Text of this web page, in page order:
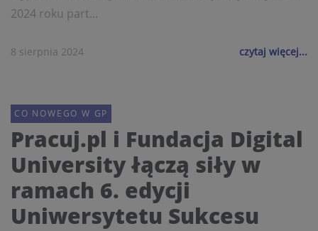
2024 roku part...
8 sierpnia 2024 czytaj więcej...
CO NOWEGO W GP
Pracuj.pl i Fundacja Digital
University łączą siły w
ramach 6. edycji
Uniwersytetu Sukcesu